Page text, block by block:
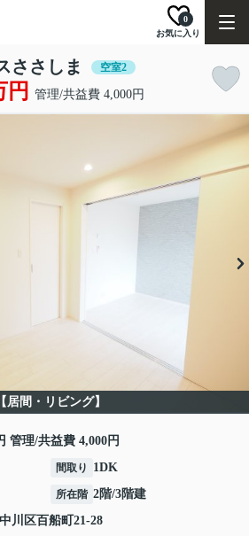
お気に入り
0
ささしま 空室2
円 管理/共益費 4,000円
【居間・リビング】
管理/共益費 4,000円
間取り 1DK
所在階 2階/3階建
川区百船町 21-28